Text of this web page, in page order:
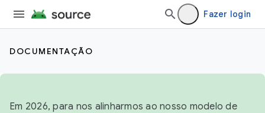
Fazer login
DOCUMENTAÇÃO
Em 2026, para nos alinharmos ao nosso modelo de